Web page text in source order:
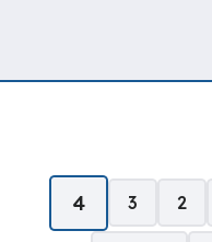
2
3
4